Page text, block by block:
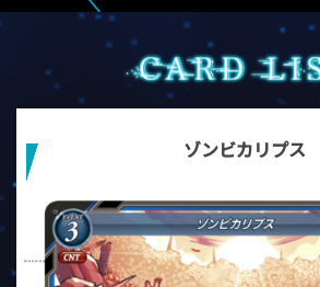
ゾンビカリプス